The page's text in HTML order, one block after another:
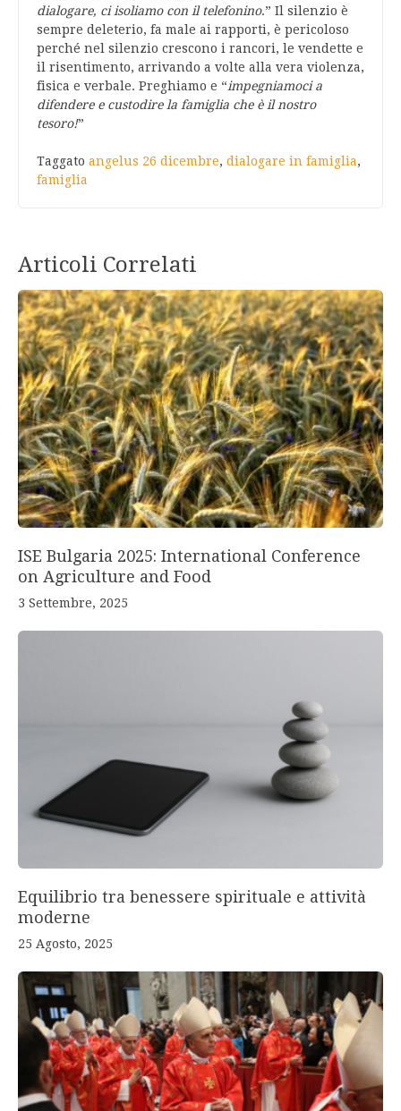
dialogare, ci isoliamo con il telefonino.” Il silenzio è
sempre deleterio, fa male ai rapporti, è pericoloso
perché nel silenzio crescono i rancori, le vendette e
il risentimento, arrivando a volte alla vera violenza,
fisica e verbale. Preghiamo e “impegniamoci a
difendere e custodire la famiglia che è il nostro
tesoro!”
Taggato angelus 26 dicembre, dialogare in famiglia,
famiglia
Articoli Correlati
ISE Bulgaria 2025: International Conference
on Agriculture and Food
3 Settembre, 2025
Equilibrio tra benessere spirituale e attività
moderne
25 Agosto, 2025